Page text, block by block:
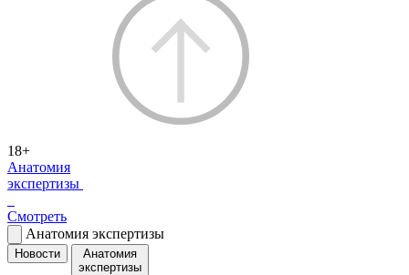
18+
Анатомия
экспертизы
Смотреть
Анатомия экспертизы
Новости
Анатомия
экспертизы